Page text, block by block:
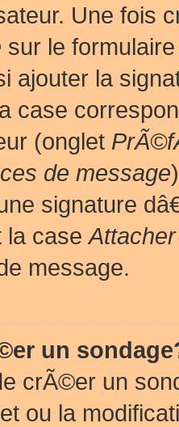
Une fois
sur le
ajouter la
case
(onglet
de message
signature
la case
message.
un
crÃ©er un
ou la